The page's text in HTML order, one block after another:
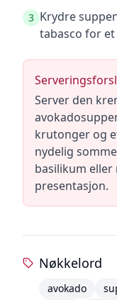
3 Krydre
tabasco for
Server den
krutonger og
nydelig
basilikum
presentasjon.
Nøkkelord
avokado